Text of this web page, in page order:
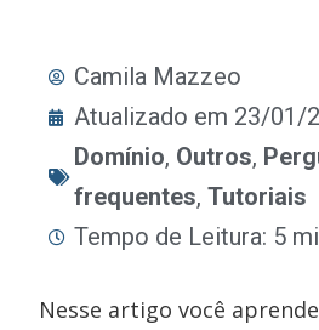
Camila Mazzeo
Atualizado em 23/01/
Domínio, Outros,
frequentes,Tutoriais
Tempo de Leitura: 5
Nesse artigo você